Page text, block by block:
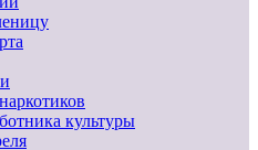
культуры